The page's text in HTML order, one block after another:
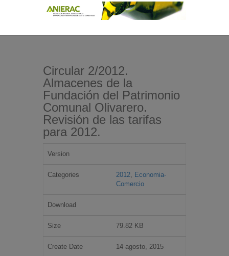
Circular 2/2012.
Almacenes de la
Fundación del Patrimonio
Comunal Olivarero.
Revisión de las tarifas
para 2012.
Version
Categories 2012,
Economia-
Comercio
Download
Size 79.82 KB
Create Date 14 agosto, 2015